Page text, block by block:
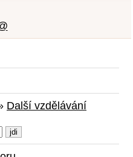
Další vzdělávání